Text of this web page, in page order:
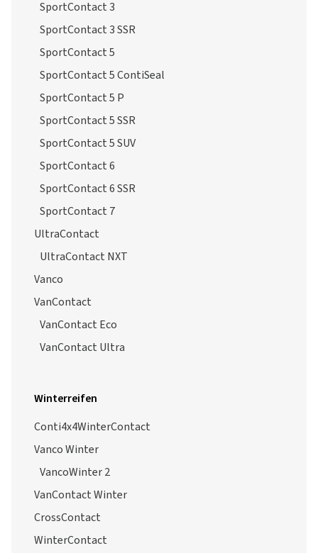
SportContact 3
SportContact 3 SSR
SportContact 5
SportContact 5 ContiSeal
SportContact 5 P
SportContact 5 SSR
SportContact 5 SUV
SportContact 6
SportContact 6 SSR
SportContact 7
UltraContact
UltraContact NXT
Vanco
VanContact
VanContact Eco
VanContact Ultra
Winterreifen
Conti4x4WinterContact
Vanco Winter
VancoWinter 2
VanContact Winter
CrossContact
WinterContact